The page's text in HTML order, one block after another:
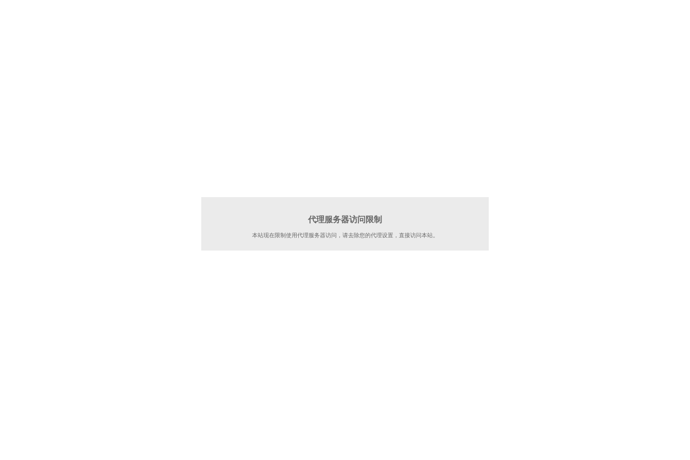
代理服务器访问限制
本站现在限制使用代理服务器访问，请去除您的代理设置，直接访问本站。